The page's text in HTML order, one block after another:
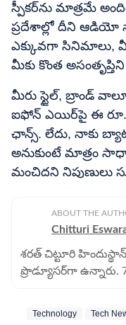
స్పీకర్‌ను మాత్రమే
ప్రదేశాల్లో దీని ఆడియో
ఎక్కువగా సినిమాలు,
మీకు కొంత
మీరు స్టైల్, బ్రాండ్
ఐఫోన్​ ఎయిర్​పై ఈ రూ.
ఛాన్స్. లేదు, నాకు
అనుకుంటే మాత్రం
మంచిదని నిపుణులు
ABOUT THE
Chitturi
శరత్​ చిట్టూరి
ప్రొడ్యూసర్‌గా ఉన్నారు.
Technology Tech